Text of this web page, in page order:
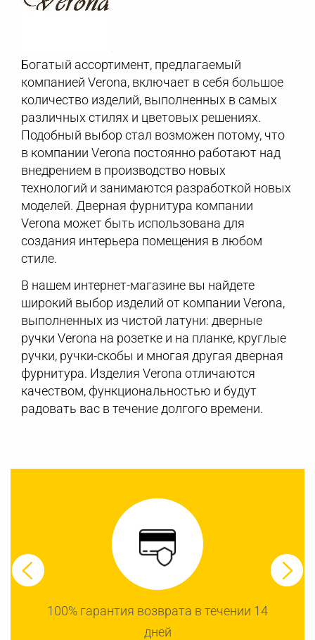
Богатый ассортимент, предлагаемый
компанией Verona, включает в себя большое
количество изделий, выполненных в самых
различных стилях и цветовых решениях.
Подобный выбор стал возможен потому, что
в компании Verona постоянно работают над
внедрением в производство новых
технологий и занимаются разработкой новых
моделей. Дверная фурнитура компании
Verona может быть использована для
создания интерьера помещения в любом
стиле.
В нашем интернет-магазине вы найдете
широкий выбор изделий от компании Verona,
выполненных из чистой латуни: дверные
ручки Verona на розетке и на планке, круглые
ручки, ручки-скобы и многая другая дверная
фурнитура. Изделия Verona отличаются
качеством, функциональностью и будут
радовать вас в течение долгого времени.
100% гарантия возврата в течении 14
дней